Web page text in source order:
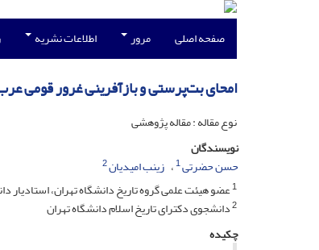
صفحه اصلی مرور اطلاعات نشریه
امحای بت‌پرستی و بازآفرینی غرور قومی
نوع مقاله : مقاله پژوهشی
نویسندگان
حسن حضرتی1 زینب امیدیان2
1عضو هیئت علمی گروه تاریخ دانشگاه تهران، استادیار
2دانشجوی دکترای تاریخ اسلام دانشگاه تهران
چکیده